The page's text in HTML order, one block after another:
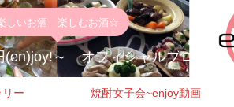
しいお酒 楽しむお酒☆
(en)joy!～ オフィシャルブログ
ー 焼酎女子会~enjoy動画